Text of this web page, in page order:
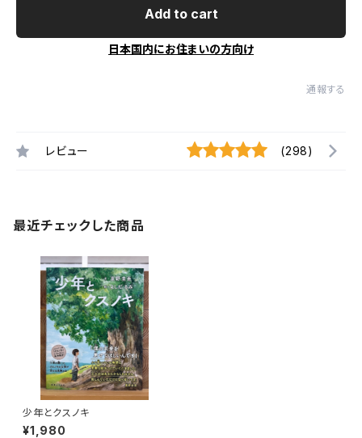
Add to cart
日本国内にお住まいの方向け
通報する
レビュー (298)
最近チェックした商品
少年とクスノキ
¥1,980